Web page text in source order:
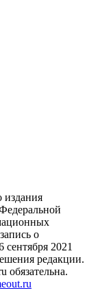
издания
о
2021
редакции.
обязательна.